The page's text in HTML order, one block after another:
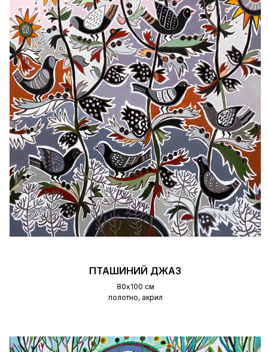
ПТАШИНИЙ ДЖАЗ
80х100 см
полотно, акрил